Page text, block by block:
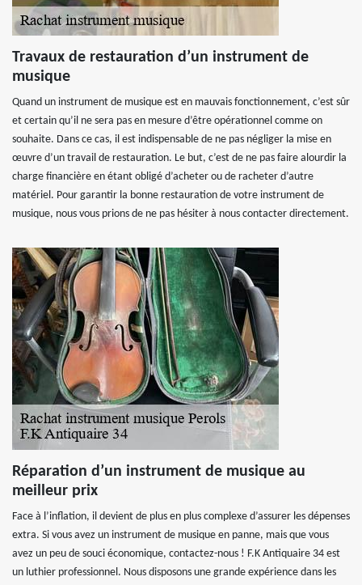
Travaux de restauration d’un instrument de
musique
Quand un instrument de musique est en mauvais fonctionnement, c’est sûr
et certain qu’il ne sera pas en mesure d’être opérationnel comme on
souhaite. Dans ce cas, il est indispensable de ne pas négliger la mise en
œuvre d’un travail de restauration. Le but, c’est de ne pas faire alourdir la
charge financière en étant obligé d’acheter ou de racheter d’autre
matériel. Pour garantir la bonne restauration de votre instrument de
musique, nous vous prions de ne pas hésiter à nous contacter directement.
Réparation d’un instrument de musique au
meilleur prix
Face à l’inflation, il devient de plus en plus complexe d’assurer les dépenses
extra. Si vous avez un instrument de musique en panne, mais que vous
avez un peu de souci économique, contactez-nous ! F.K Antiquaire 34 est
un luthier professionnel. Nous disposons une grande expérience dans les